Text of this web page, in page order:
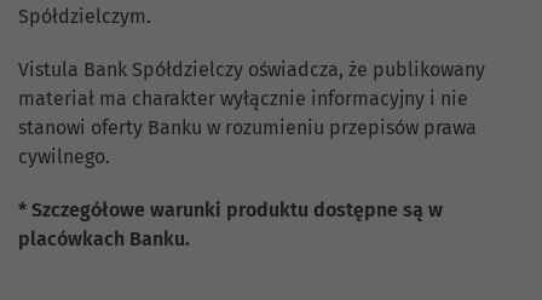
Spółdzielczym.
Vistula Bank Spółdzielczy oświadcza, że publikowany
materiał ma charakter wyłącznie informacyjny i nie
stanowi oferty Banku w rozumieniu przepisów prawa
cywilnego.
* Szczegółowe warunki produktu dostępne są w
placówkach Banku.